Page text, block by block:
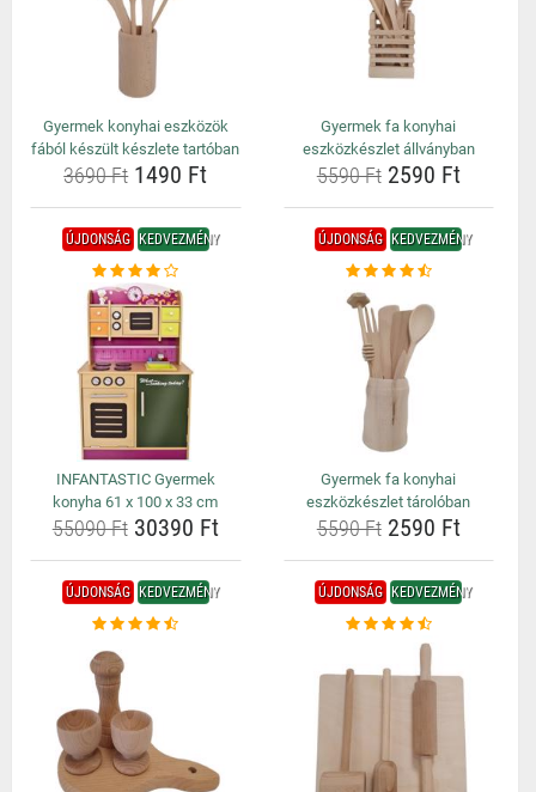
Gyermek konyhai eszközök
fából készült készlete tartóban
3690 Ft1490 Ft
Gyermek fa konyhai
eszközkészlet állványban
5590 Ft2590 Ft
ÚJDONSÁG KEDVEZMÉNY
INFANTASTIC Gyermek
konyha 61 x 100 x 33 cm
55090 Ft30390 Ft
ÚJDONSÁG KEDVEZMÉNY
Gyermek fa konyhai
eszközkészlet tárolóban
5590 Ft2590 Ft
ÚJDONSÁG KEDVEZMÉNY ÚJDONSÁG KEDVEZMÉNY